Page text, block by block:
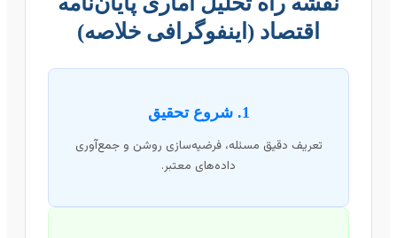
اقتصاد (اینفوگرافی خلاصه)
تعریف دقیق مسئله، فرضیه‌سازی روشن و جمع‌آوری
داده‌های معتبر.